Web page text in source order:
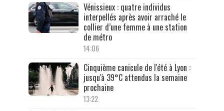
Vénissieux : quatre individus
interpellés après avoir arraché le
collier d’une femme à une station
de métro
14:06
Cinquième canicule de l'été à Lyon :
jusqu'à 39°C attendus la semaine
prochaine
13:22